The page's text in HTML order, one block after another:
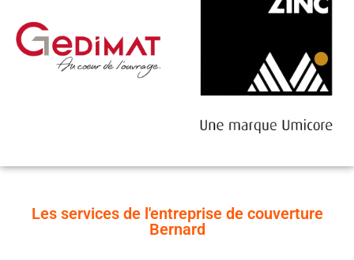
Les services de l'entreprise de couverture
Bernard